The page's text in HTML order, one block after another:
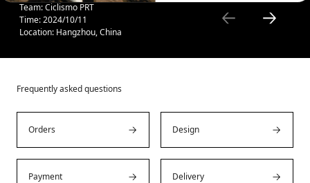
Team: Ciclismo PRT
Time: 2024/10/11
Location: Hangzhou, China
Frequently asked questions
Orders Design
Payment Delivery